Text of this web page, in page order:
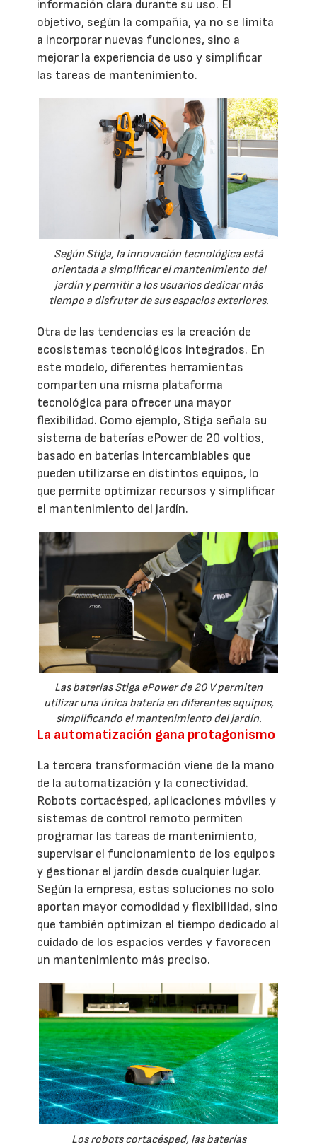
información clara durante su uso. El
objetivo, según la compañía, ya no se limita
a incorporar nuevas funciones, sino a
mejorar la experiencia de uso y simplificar
las tareas de mantenimiento.
Según Stiga, la innovación tecnológica está
orientada a simplificar el mantenimiento del
jardín y permitir a los usuarios dedicar más
tiempo a disfrutar de sus espacios exteriores.
Otra de las tendencias es la creación de
ecosistemas tecnológicos integrados. En
este modelo, diferentes herramientas
comparten una misma plataforma
tecnológica para ofrecer una mayor
flexibilidad. Como ejemplo, Stiga señala su
sistema de baterías ePower de 20 voltios,
basado en baterías intercambiables que
pueden utilizarse en distintos equipos, lo
que permite optimizar recursos y simplificar
el mantenimiento del jardín.
Las baterías Stiga ePower de 20 V permiten
utilizar una única batería en diferentes equipos,
simplificando el mantenimiento del jardín.
La automatización gana protagonismo
La tercera transformación viene de la mano
de la automatización y la conectividad.
Robots cortacésped, aplicaciones móviles y
sistemas de control remoto permiten
programar las tareas de mantenimiento,
supervisar el funcionamiento de los equipos
y gestionar el jardín desde cualquier lugar.
Según la empresa, estas soluciones no solo
aportan mayor comodidad y flexibilidad, sino
que también optimizan el tiempo dedicado al
cuidado de los espacios verdes y favorecen
un mantenimiento más preciso.
Los robots cortacésped, las baterías